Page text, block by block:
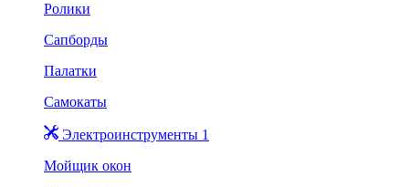
Ролики
Сапборды
Палатки
Самокаты
Электроинструменты 1
Мойщик окон